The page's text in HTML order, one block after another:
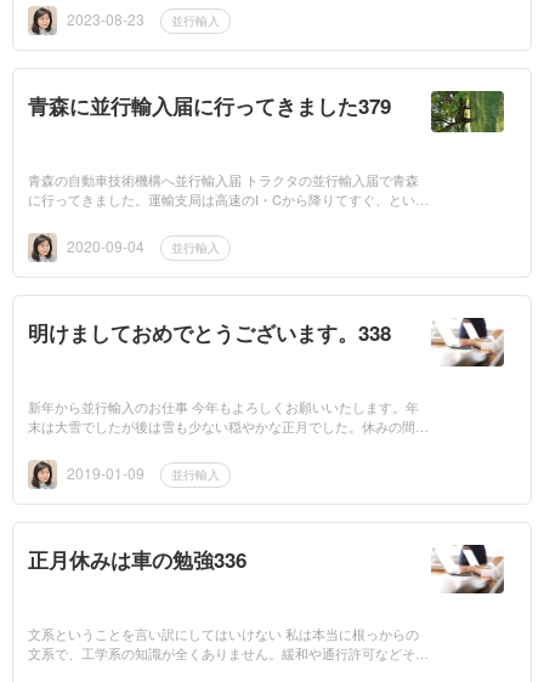
のトレーラは...
2023-08-23 並行輸入
青森に並行輸入届に行ってきました379
青森の自動車技術機構へ並行輸入届 トラクタの並行輸入届で青森
に行ってきました。運輸支局は高速のI・Cから降りてすぐ、という
て休み休み行...
2020-09-04 並行輸入
明けましておめでとうございます。338
新年から並行輸入のお仕事 今年もよろしくお願いいたします。年
末は大雪でしたが後は雪も少ない穏やかな正月でした。休みの間に
たら、あ～ら...
2019-01-09 並行輸入
正月休みは車の勉強336
文系ということを言い訳にしてはいけない 私は本当に根っからの
文系で、工学系の知識が全くありません。緩和や通行許可などその